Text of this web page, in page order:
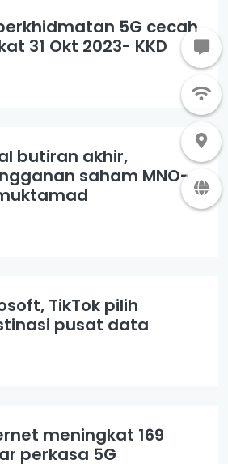
5G cecah
31 Okt 2023- KKD
butiran akhir,
saham MNO-
TikTok pilih
pusat data
meningkat 169
perkasa 5G